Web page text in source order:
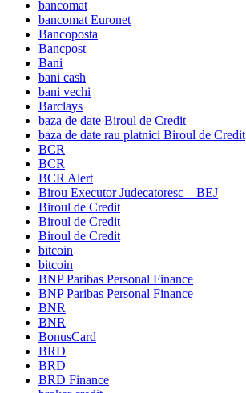
bancomat
bancomat Euronet
Bancoposta
Bancpost
Bani
bani cash
bani vechi
Barclays
baza de date Biroul de Credit
baza de date rau platnici Biroul de Credit
BCR
BCR
BCR Alert
Birou Executor Judecatoresc – BEJ
Biroul de Credit
Biroul de Credit
Biroul de Credit
bitcoin
bitcoin
BNP Paribas Personal Finance
BNP Paribas Personal Finance
BNR
BNR
BonusCard
BRD
BRD
BRD Finance